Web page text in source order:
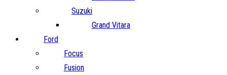
Suzuki
Grand Vitara
Ford
Focus
Fusion